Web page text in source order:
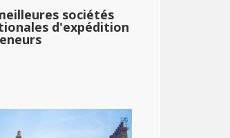
sociétés
d'expédition